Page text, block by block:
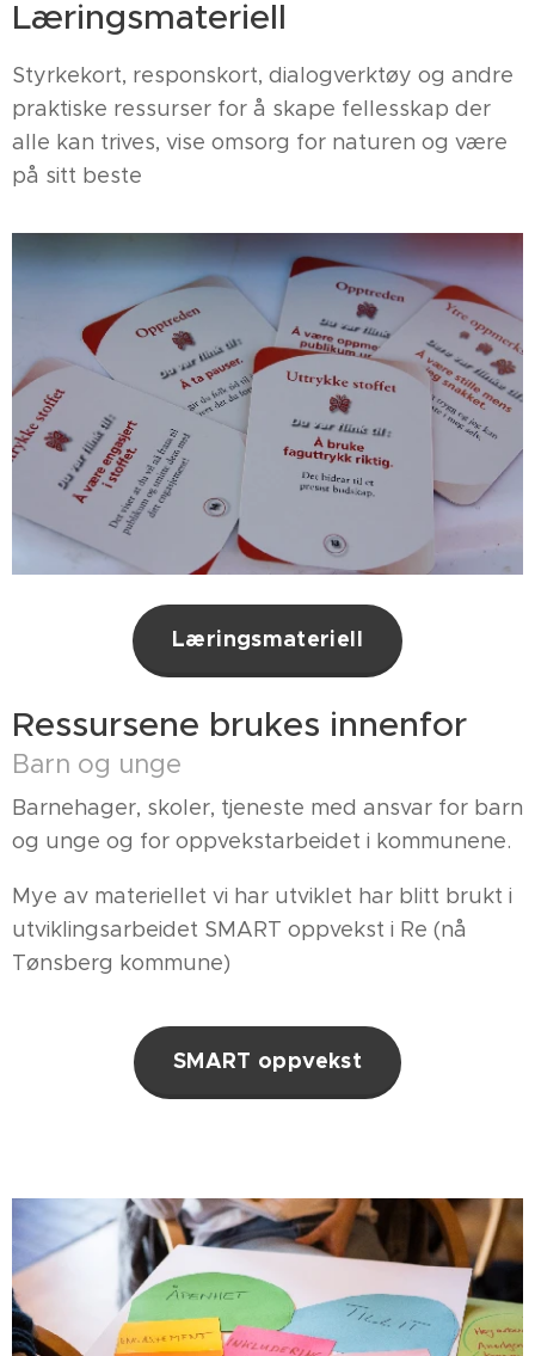
Læringsmateriell
Styrkekort, responskort, dialogverktøy og andre
praktiske ressurser for å skape fellesskap der
alle kan trives, vise omsorg for naturen og være
på sitt beste
Læringsmateriell
Ressursene brukes innenfor
Barn og unge
Barnehager, skoler, tjeneste med ansvar for barn
og unge og for oppvekstarbeidet i kommunene.
Mye av materiellet vi har utviklet har blitt brukt i
utviklingsarbeidet SMART oppvekst i Re (nå
Tønsberg kommune)
SMART oppvekst